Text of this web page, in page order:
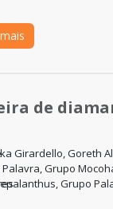
de
Girardello, Goreth
Grupo
Grupo